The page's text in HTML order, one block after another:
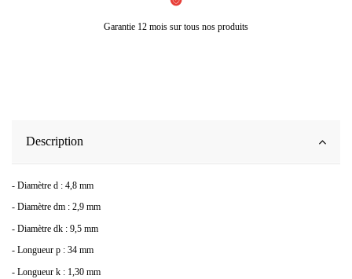
Garantie 12 mois sur tous nos produits
Description
- Diamètre d : 4,8 mm
- Diamètre dm : 2,9 mm
- Diamètre dk : 9,5 mm
- Longueur p : 34 mm
- Longueur k : 1,30 mm